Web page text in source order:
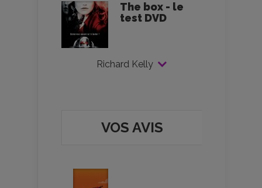
The box - le
test DVD
Richard Kelly
VOS AVIS